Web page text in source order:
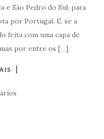
e São Pedro do Sul, para
por Portugal. E, se a
feita com uma capa de
por entre os […]